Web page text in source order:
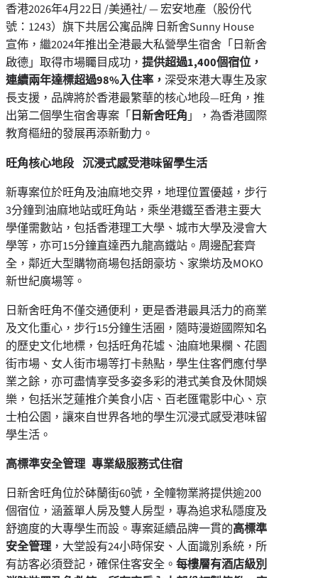
香港2026年4月22日 /美通社/ — 宏安地產（股份代
號：1243）旗下共居公寓品牌 日新舍Sunny House
宣佈，繼2024年推出全港最大私營學生宿舍「日新舍
啟德」取得市場矚目成功， 提供超過1,400個宿位，
連續兩年達標超過98%入住率， 深受來港大專生及家
長支援，品牌將於香港最繁華的核心地段—旺角，推
出第二個學生宿舍專案「日新舍旺角 」，為香港國際
教育樞紐的發展再添新動力。
旺角核心地段 沉浸式感受港味留學生活
新專案位於旺角及油麻地交界，地理位置優越，步行
3分鐘到油麻地站或旺角站，乘坐港鐵至香港主要大
學僅需數站，包括香港理工大學、城市大學及浸會大
學等，亦可15分鐘直達西九龍高鐵站。周邊配套齊
全，鄰近大型購物商場包括朗豪坊、家樂坊及MOKO
新世紀廣場等。
日新舍旺角不僅交通便利，更是香港最具活力的商業
及文化重心，步行15分鐘生活圈，隨時漫遊國際知名
的歷史文化地標，包括旺角花墟、油麻地果欄、花園
街市場、女人街市場等打卡熱點，學生住客們應付學
業之餘，亦可盡情享受多姿多彩的港式美食及休閒娛
樂，包括米芝蓮推介美食小店、百老匯電影中心、京
士柏公園，讓來自世界各地的學生沉浸式感受港味留
學生活。
高標準安全管理 專業級服務式住宿
日新舍旺角位於砵蘭街60號，全幢物業將提供逾200
個宿位，涵蓋單人房及雙人房型，專為追求私隱度及
舒適度的大專學生而設。專案延續品牌一貫的高標準
安全管理，大堂設有24小時保安、人面識別系統，所
有訪客必須登記，確保住客安全。 每樓層有酒店級別